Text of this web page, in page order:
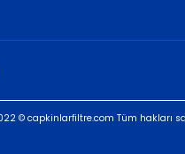
© capkinlarfiltre.com Tüm hakları